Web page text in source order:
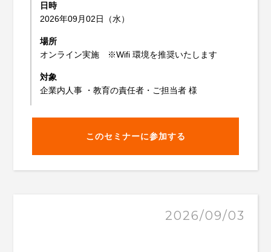
日時
2026年09月02日（水）
場所
オンライン実施 ※Wifi 環境を推奨いたします
対象
企業内人事 ・教育の責任者・ご担当者 様
このセミナーに参加する
2026/09/03